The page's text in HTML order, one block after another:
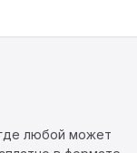
любой может